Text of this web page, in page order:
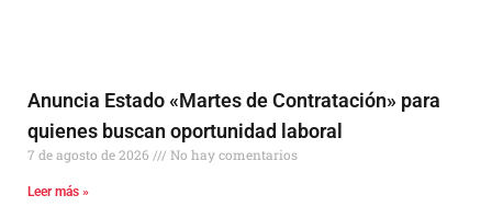
Anuncia Estado «Martes de Contratación» para
quienes buscan oportunidad laboral
7 de agosto de 2026 No hay comentarios
Leer más »